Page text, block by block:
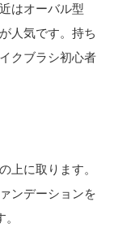
はオーバル型
人気です。持ち
クブラシ初心者
上に取ります。
ンデーションを